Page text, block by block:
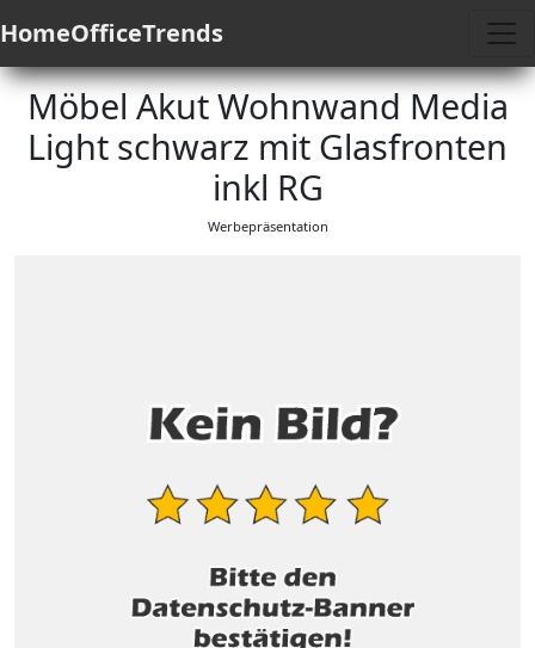
HomeOfficeTrends
Möbel Akut Wohnwand Media
Light schwarz mit Glasfronten
inkl RG
Werbepräsentation